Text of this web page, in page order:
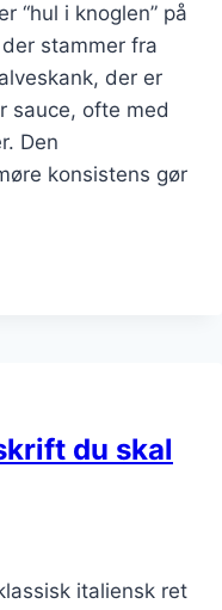
“hul i knoglen” på
stammer fra
der er
sauce, ofte med
Den
konsistens gør
du skal
italiensk ret